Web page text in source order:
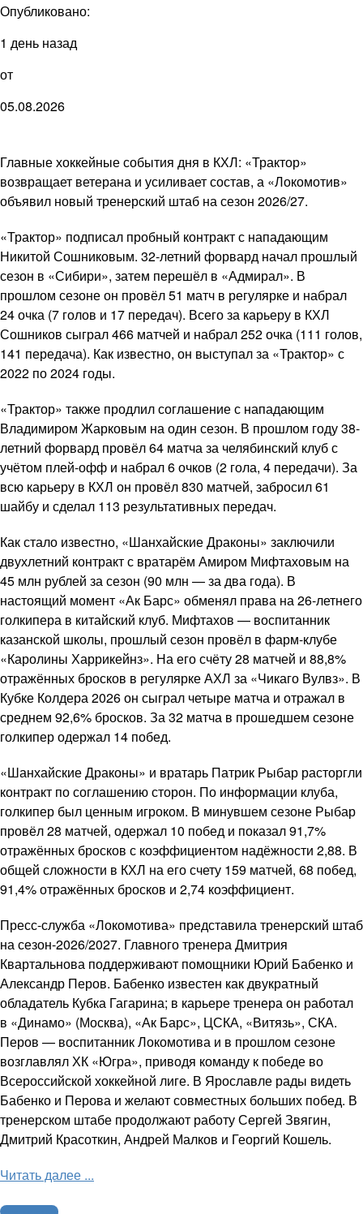
Опубликовано:
1 день назад
от
05.08.2026
Главные хоккейные события дня в КХЛ: «Трактор»
возвращает ветерана и усиливает состав, а «Локомотив»
объявил новый тренерский штаб на сезон 2026/27.
«Трактор» подписал пробный контракт с нападающим
Никитой Сошниковым. 32-летний форвард начал прошлый
сезон в «Сибири», затем перешёл в «Адмирал». В
прошлом сезоне он провёл 51 матч в регулярке и набрал
24 очка (7 голов и 17 передач). Всего за карьеру в КХЛ
Сошников сыграл 466 матчей и набрал 252 очка (111 голов,
141 передача). Как известно, он выступал за «Трактор» с
2022 по 2024 годы.
«Трактор» также продлил соглашение с нападающим
Владимиром Жарковым на один сезон. В прошлом году 38-
летний форвард провёл 64 матча за челябинский клуб с
учётом плей-офф и набрал 6 очков (2 гола, 4 передачи). За
всю карьеру в КХЛ он провёл 830 матчей, забросил 61
шайбу и сделал 113 результативных передач.
Как стало известно, «Шанхайские Драконы» заключили
двухлетний контракт с вратарём Амиром Мифтаховым на
45 млн рублей за сезон (90 млн — за два года). В
настоящий момент «Ак Барс» обменял права на 26-летнего
голкипера в китайский клуб. Мифтахов — воспитанник
казанской школы, прошлый сезон провёл в фарм-клубе
«Каролины Харрикейнз». На его счёту 28 матчей и 88,8%
отражённых бросков в регулярке АХЛ за «Чикаго Вулвз». В
Кубке Колдера 2026 он сыграл четыре матча и отражал в
среднем 92,6% бросков. За 32 матча в прошедшем сезоне
голкипер одержал 14 побед.
«Шанхайские Драконы» и вратарь Патрик Рыбар расторгли
контракт по соглашению сторон. По информации клуба,
голкипер был ценным игроком. В минувшем сезоне Рыбар
провёл 28 матчей, одержал 10 побед и показал 91,7%
отражённых бросков с коэффициентом надёжности 2,88. В
общей сложности в КХЛ на его счету 159 матчей, 68 побед,
91,4% отражённых бросков и 2,74 коэффициент.
Пресс-служба «Локомотива» представила тренерский штаб
на сезон-2026/2027. Главного тренера Дмитрия
Квартальнова поддерживают помощники Юрий Бабенко и
Александр Перов. Бабенко известен как двукратный
обладатель Кубка Гагарина; в карьере тренера он работал
в «Динамо» (Москва), «Ак Барс», ЦСКА, «Витязь», СКА.
Перов — воспитанник Локомотива и в прошлом сезоне
возглавлял ХК «Югра», приводя команду к победе во
Всероссийской хоккейной лиге. В Ярославле рады видеть
Бабенко и Перова и желают совместных больших побед. В
тренерском штабе продолжают работу Сергей Звягин,
Дмитрий Красоткин, Андрей Малков и Георгий Кошель.
Читать далее ...